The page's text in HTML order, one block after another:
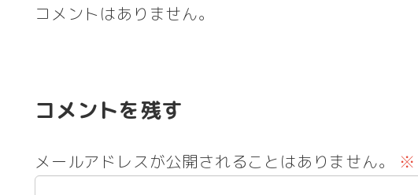
コメントはありません。
コメントを残す
メールアドレスが公開されることはありません。 ※